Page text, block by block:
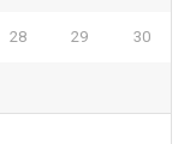
28 29 30